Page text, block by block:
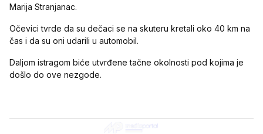
Marija Stranjanac.
Očevici tvrde da su dečaci se na skuteru kretali oko 40 km na
čas i da su oni udarili u automobil.
Daljom istragom biće utvrđene tačne okolnosti pod kojima je
došlo do ove nezgode.